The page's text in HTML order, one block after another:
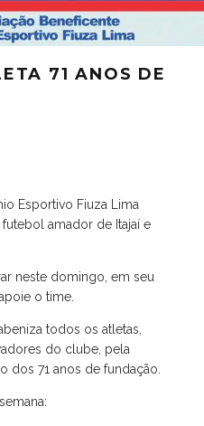
71 ANOS DE
Esportivo Fiuza Lima
amador de Itajaí e
neste domingo, em seu
o time.
todos os atletas,
do clube, pela
dos 71 anos de fundação.